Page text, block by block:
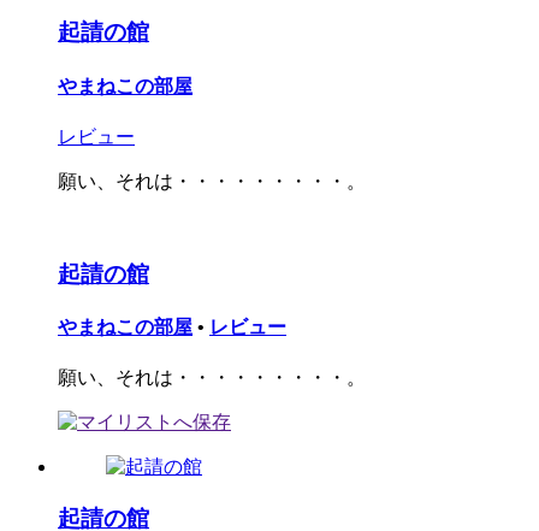
起請の館
やまねこの部屋
レビュー
願い、それは・・・・・・・・・。
起請の館
やまねこの部屋 • レビュー
願い、それは・・・・・・・・・。
起請の館